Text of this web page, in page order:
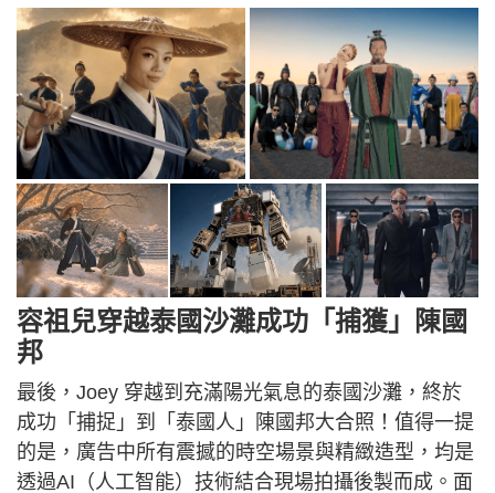
容祖兒穿越泰國沙灘成功「捕獲」陳國
邦
最後，Joey 穿越到充滿陽光氣息的泰國沙灘，終於
成功「捕捉」到「泰國人」陳國邦大合照！值得一提
的是，廣告中所有震撼的時空場景與精緻造型，均是
透過AI（人工智能）技術結合現場拍攝後製而成。面